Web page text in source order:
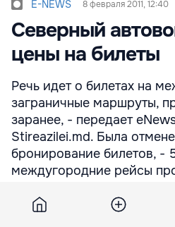
E-NEWS 8 февраля 2011, 12:40
Северный
цены на билеты
Речь идет о билетах на
заграничные маршруты,
заранее, - передает
Stireazilei.md. Была
бронирование билетов, -
междугородние рейсы
Решение об отмене